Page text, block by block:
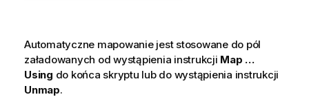
Automatyczne mapowanie jest stosowane do pól
załadowanych od wystąpienia instrukcji Map …
Using do końca skryptu lub do wystąpienia instrukcji
Unmap.